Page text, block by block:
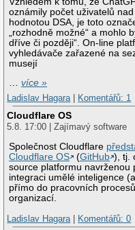
oznámily počet uživatelů
hodnotou DSA, je toto
„rozhodně možné“ a mohlo
dříve či později“. On-line
vyhledávače zařazené na
musejí
…více »
Ladislav Hagara
Komentářů: 1
Cloudflare OS
5.8. 17:00 | Zajímavý software
Společnost Cloudflare
Cloudflare OS
(GitHub ), tj.
source platformu navrženou
integraci umělé inteligence
přímo do pracovních procesů
organizací.
Ladislav Hagara
Komentářů: 0